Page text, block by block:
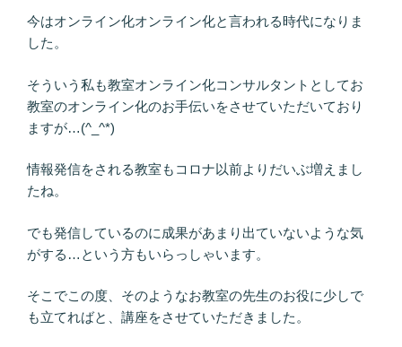
今はオンライン化オンライン化と言われる時代になりま
した。
そういう私も教室オンライン化コンサルタントとしてお
教室のオンライン化のお手伝いをさせていただいており
ますが…(^_^*)
情報発信をされる教室もコロナ以前よりだいぶ増えまし
たね。
でも発信しているのに成果があまり出ていないような気
がする…という方もいらっしゃいます。
そこでこの度、そのようなお教室の先生のお役に少しで
も立てればと、講座をさせていただきました。